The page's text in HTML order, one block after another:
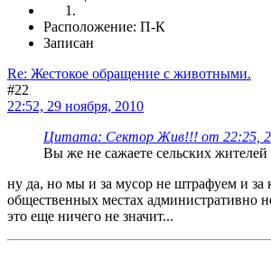
Расположение: П-К
Записан
Re: Жестокое обращение с животными.
#22
22:52, 29 ноября, 2010
Цитата: Сектор Жив!!! от 22:25,
Вы же не сажаете сельских жителей
ну да, но мы и за мусор не штрафуем и за
общественных местах административно
это еще ничего не значит...